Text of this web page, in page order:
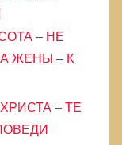
– НЕ
ЖЕНЫ – К
– ТЕ